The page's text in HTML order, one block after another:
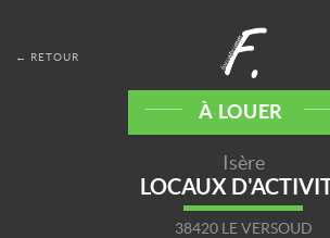
← RETOUR
À LOUER
Isère
LOCAUX
38420 LE VERSOUD